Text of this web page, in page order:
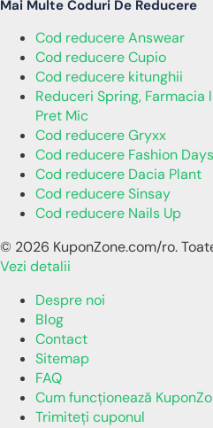
Mai Multe Coduri De Reducere
Cod reducere Answear
Cod reducere Cupio
Cod reducere kitunghii
Reduceri Spring, Farmacia
Pret Mic
Cod reducere Gryxx
Cod reducere Fashion Days
Cod reducere Dacia Plant
Cod reducere Sinsay
Cod reducere Nails Up
© 2026 KuponZone.com/ro.
Vezi detalii
Despre noi
Blog
Contact
Sitemap
FAQ
Cum funcționează
Trimiteți cuponul